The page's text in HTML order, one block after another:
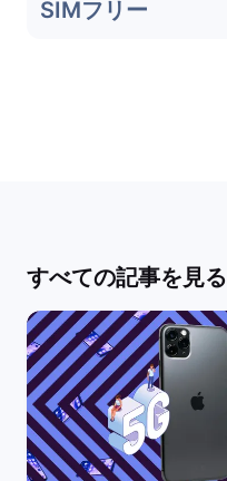
SIMフリー
すべての記事を見る